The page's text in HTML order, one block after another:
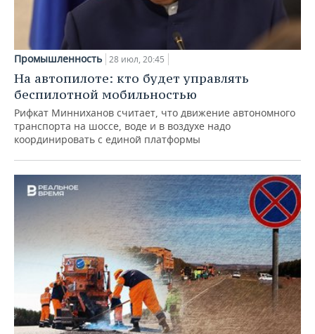
Промышленность 28 июл, 20:45
На автопилоте: кто будет управлять
беспилотной мобильностью
Рифкат Минниханов считает, что движение автономного
транспорта на шоссе, воде и в воздухе надо
координировать с единой платформы